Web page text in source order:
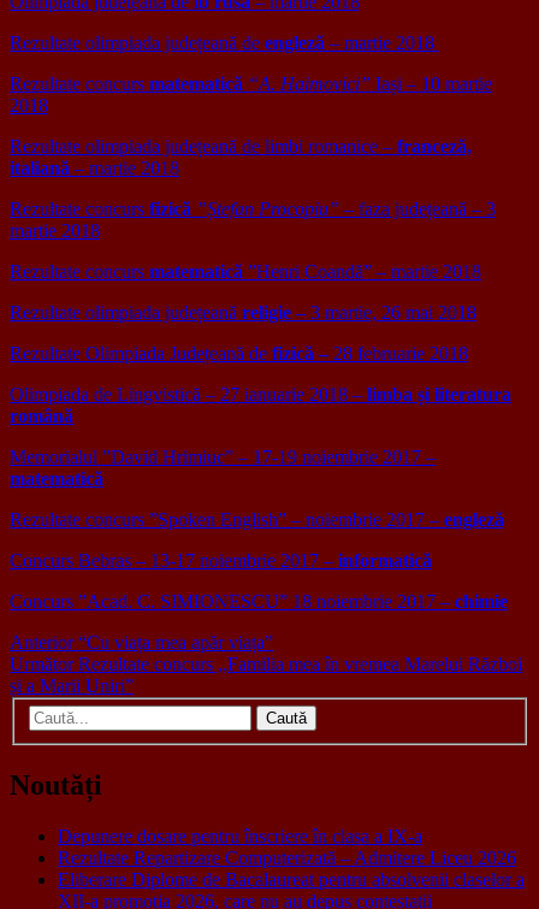
Rezultate olimpiada județeană de engleză – martie 2018
Rezultate concurs matematică “A. Haimovici” Iași – 10 martie
2018
Rezultate olimpiada județeană de limbi romanice – franceză,
italiană – martie 2018
Rezultate concurs fizică ”Ștefan Procopiu” – faza județeană – 3
martie 2018
Rezultate concurs matematică ”Henri Coandă” – martie 2018
Rezultate olimpiada județeană religie – 3 martie, 26 mai 2018
Rezultate Olimpiada Județeană de fizică –28 februarie 2018
Olimpiada de Lingvistică – 27 ianuarie 2018 – limba și literatura
română
Memorialul ”David Hrimiuc” – 17-19 noiembrie 2017 –
matematică
Rezultate concurs ”Spoken English” – noiembrie 2017 – engleză
Concurs Bebras – 13-17 noiembrie 2017 – informatică
Concurs ”Acad. C. SIMIONESCU” 18 noiembrie 2017 – chimie
Navigare
în
articole
Anterior Articolul
anterior:
“Cu viața mea apăr viața”
Următor Articolul
următor:
Rezultate concurs ,,Familia mea în vremea Marelui Război
și a Marii Uniri”
Caută
după:
Noutăți
Depunere dosare pentru înscriere în clasa a IX-a
Rezultate Repartizare Computerizată – Admitere Liceu 2026
Eliberare Diplome de Bacalaureat pentru absolvenii claselor a
XII-a promoția 2026, care nu au depus contestații